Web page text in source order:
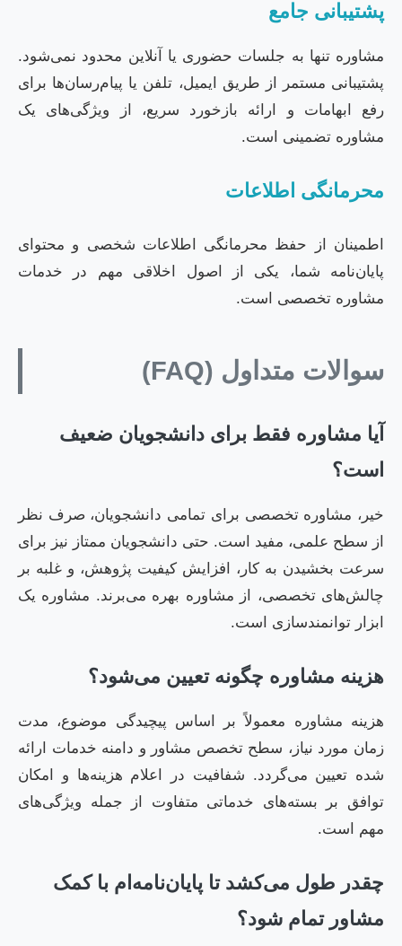
پشتیبانی جامع
مشاوره تنها به جلسات حضوری یا آنلاین محدود نمی‌شود.
پشتیبانی مستمر از طریق ایمیل، تلفن یا پیام‌رسان‌ها برای
رفع ابهامات و ارائه بازخورد سریع، از ویژگی‌های یک
مشاوره تضمینی است.
محرمانگی اطلاعات
اطمینان از حفظ محرمانگی اطلاعات شخصی و محتوای
پایان‌نامه شما، یکی از اصول اخلاقی مهم در خدمات
مشاوره تخصصی است.
سوالات متداول (FAQ)
آیا مشاوره فقط برای دانشجویان ضعیف
است؟
خیر، مشاوره تخصصی برای تمامی دانشجویان، صرف نظر
از سطح علمی، مفید است. حتی دانشجویان ممتاز نیز برای
سرعت بخشیدن به کار، افزایش کیفیت پژوهش، و غلبه بر
چالش‌های تخصصی، از مشاوره بهره می‌برند. مشاوره یک
ابزار توانمندسازی است.
هزینه مشاوره چگونه تعیین می‌شود؟
هزینه مشاوره معمولاً بر اساس پیچیدگی موضوع، مدت
زمان مورد نیاز، سطح تخصص مشاور و دامنه خدمات ارائه
شده تعیین می‌گردد. شفافیت در اعلام هزینه‌ها و امکان
توافق بر بسته‌های خدماتی متفاوت از جمله ویژگی‌های
مهم است.
چقدر طول می‌کشد تا پایان‌نامه‌ام با کمک
مشاور تمام شود؟